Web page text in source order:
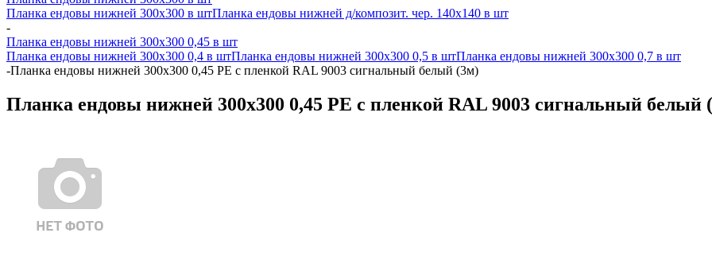
Планка ендовы нижней 300х300 в штПланка ендовы нижней д/композит. чер. 140х140 в шт
-
Планка ендовы нижней 300х300 0,45 в шт
Планка ендовы нижней 300х300 0,4 в штПланка ендовы нижней 300х300 0,5 в штПланка ендовы нижней 300х300 0,7 в шт
-Планка ендовы нижней 300х300 0,45 PE с пленкой RAL 9003 сигнальный белый (3м)
Планка ендовы нижней 300х300 0,45 PE с пленкой RAL 9003 сигнальный белый